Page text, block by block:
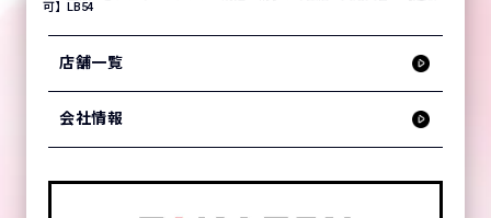
可】LB54
店舗一覧
会社情報